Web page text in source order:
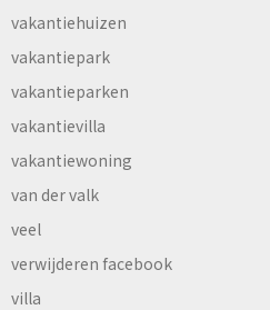
vakantiehuizen
vakantiepark
vakantieparken
vakantievilla
vakantiewoning
van der valk
veel
verwijderen facebook
villa